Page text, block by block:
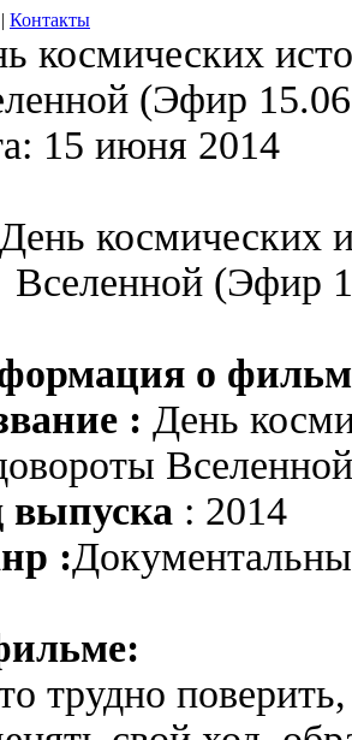
| Контакты
космических
(Эфир
15 июня 2014
о
: День
Вселенной
выпуска : 2014
:
трудно